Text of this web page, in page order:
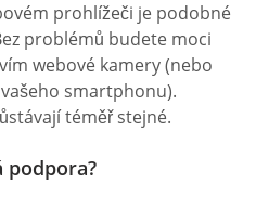
prohlížeči je podobné
problémů budete moci
webové kamery (nebo
smartphonu).
téměř stejné.
podpora?